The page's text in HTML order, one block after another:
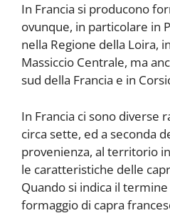
In Francia si producono
ovunque, in particolare in
nella Regione della Loira,
Massiccio Centrale, ma
sud della Francia e in
In Francia ci sono diverse
circa sette, ed a seconda
provenienza, al territorio
le caratteristiche delle
Quando si indica il
formaggio di capra